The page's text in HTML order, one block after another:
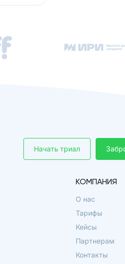
Начать триал
КОМПАНИЯ
О нас
Тарифы
Кейсы
Партнерам
Контакты